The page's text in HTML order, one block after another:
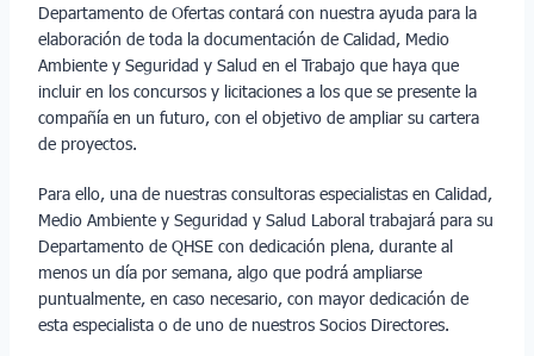
Departamento de Ofertas contará con nuestra ayuda para la
elaboración de toda la documentación de Calidad, Medio
Ambiente y Seguridad y Salud en el Trabajo que haya que
incluir en los concursos y licitaciones a los que se presente la
compañía en un futuro, con el objetivo de ampliar su cartera
de proyectos.
Para ello, una de nuestras consultoras especialistas en Calidad,
Medio Ambiente y Seguridad y Salud Laboral trabajará para su
Departamento de QHSE con dedicación plena, durante al
menos un día por semana, algo que podrá ampliarse
puntualmente, en caso necesario, con mayor dedicación de
esta especialista o de uno de nuestros Socios Directores.